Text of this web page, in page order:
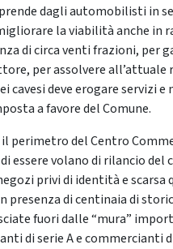
dagli automobilisti in
la viabilità anche in
di circa venti frazioni, per
per assolvere all’attuale
cavesi deve erogare servizi
a favore del Comune.
perimetro del Centro
essere volano di rilancio
privi di identità e
presenza di centinaia di
fuori dalle “mura”
di serie A e commercianti